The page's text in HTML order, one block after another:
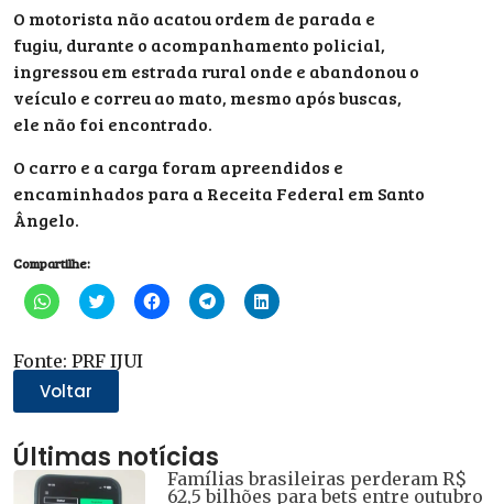
O motorista não acatou ordem de parada e
fugiu, durante o acompanhamento policial,
ingressou em estrada rural onde e abandonou o
veículo e correu ao mato, mesmo após buscas,
ele não foi encontrado.
O carro e a carga foram apreendidos e
encaminhados para a Receita Federal em Santo
Ângelo.
Compartilhe:
Clique
para
WhatsApp(abre
em
nova
janela)
Clique
para
Twitter(abre
em
Clique
para
Clique
para
Clique
para
Fonte: PRF IJUI
Voltar
Últimas notícias
Famílias brasileiras perderam R$
62,5 bilhões para bets entre outubro